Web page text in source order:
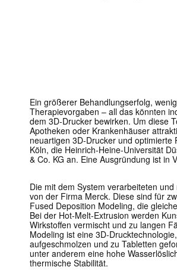
Ein größerer Behandlungserfolg,
Therapievorgaben – all das könnten
dem 3D-Drucker bewirken. Um diese
Apotheken oder Krankenhäuser
neuartigen 3D-Drucker und
Köln, die Heinrich-Heine-Universität
& Co. KG an. Eine Ausgründung ist in
Die mit dem System verarbeiteten
von der Firma Merck. Diese sind für
Fused Deposition Modeling, die
Bei der Hot-Melt-Extrusion werden
Wirkstoffen vermischt und zu langen
Modeling ist eine 3D-
aufgeschmolzen und zu Tabletten
unter anderem eine hohe
thermische Stabilität.